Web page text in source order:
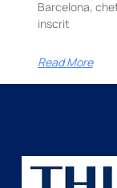
Barcelona,
inscrit
Read More